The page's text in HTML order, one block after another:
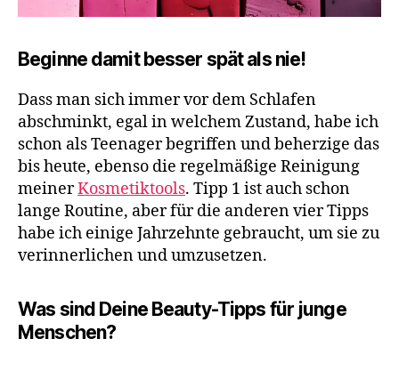
Beginne damit besser spät als nie!
Dass man sich immer vor dem Schlafen
abschminkt, egal in welchem Zustand, habe ich
schon als Teenager begriffen und beherzige das
bis heute, ebenso die regelmäßige Reinigung
meinerKosmetiktools. Tipp 1 ist auch schon
lange Routine, aber für die anderen vier Tipps
habe ich einige Jahrzehnte gebraucht, um sie zu
verinnerlichen und umzusetzen.
Was sind Deine Beauty-Tipps für junge
Menschen?